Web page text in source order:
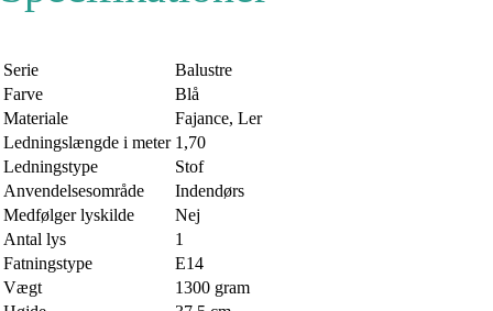
Serie
Balustre
Farve
Blå
Materiale
Fajance, Ler
Ledningslængde i meter 1,70
Ledningstype
Stof
Anvendelsesområde
Indendørs
Medfølger lyskilde
Nej
Antal lys
1
Fatningstype
E14
Vægt
1300 gram